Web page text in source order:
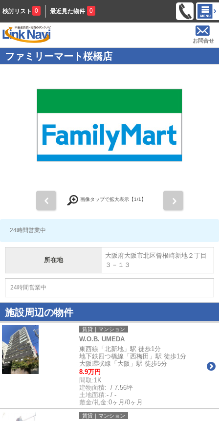
検討リスト 0 最近見た物件 0
お問合せ
ファミリーマート桜橋店
画像タップで拡大表示【1/1】
24時間営業中
所在地
大阪府大阪市北区曾根崎新地２丁目
３－１３
24時間営業中
施設周辺の物件
賃貸｜マンション
W.O.B. UMEDA
東西線「北新地」駅 徒歩1分
地下鉄四つ橋線「西梅田」駅 徒歩1分
大阪環状線「大阪」駅 徒歩5分
8.9万円
間取:1K
建物面積:- / 7.56坪
土地面積:- / -
敷金/礼金:0ヶ月/0ヶ月
賃貸｜マンション